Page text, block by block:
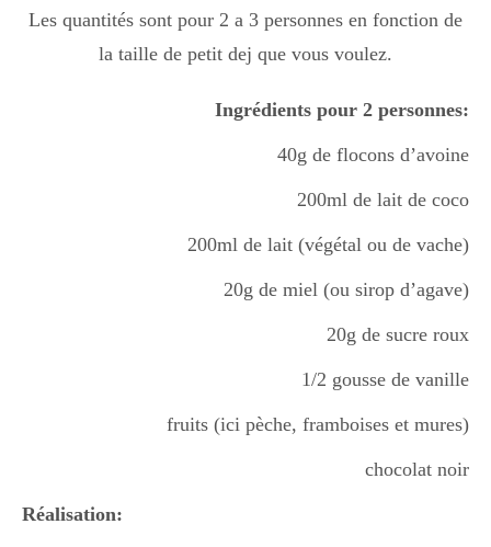
Les quantités sont pour 2 a 3 personnes en fonction de
la taille de petit dej que vous voulez.
Ingrédients pour 2 personnes:
40g de flocons d’avoine
200ml de lait de coco
200ml de lait (végétal ou de vache)
20g de miel (ou sirop d’agave)
20g de sucre roux
1/2 gousse de vanille
fruits (ici pèche, framboises et mures)
chocolat noir
Réalisation: